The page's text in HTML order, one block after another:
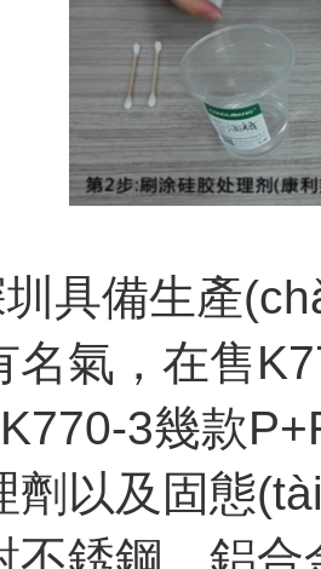
具備生產
名氣，
3幾款P+R
以及固態
不銹鋼、